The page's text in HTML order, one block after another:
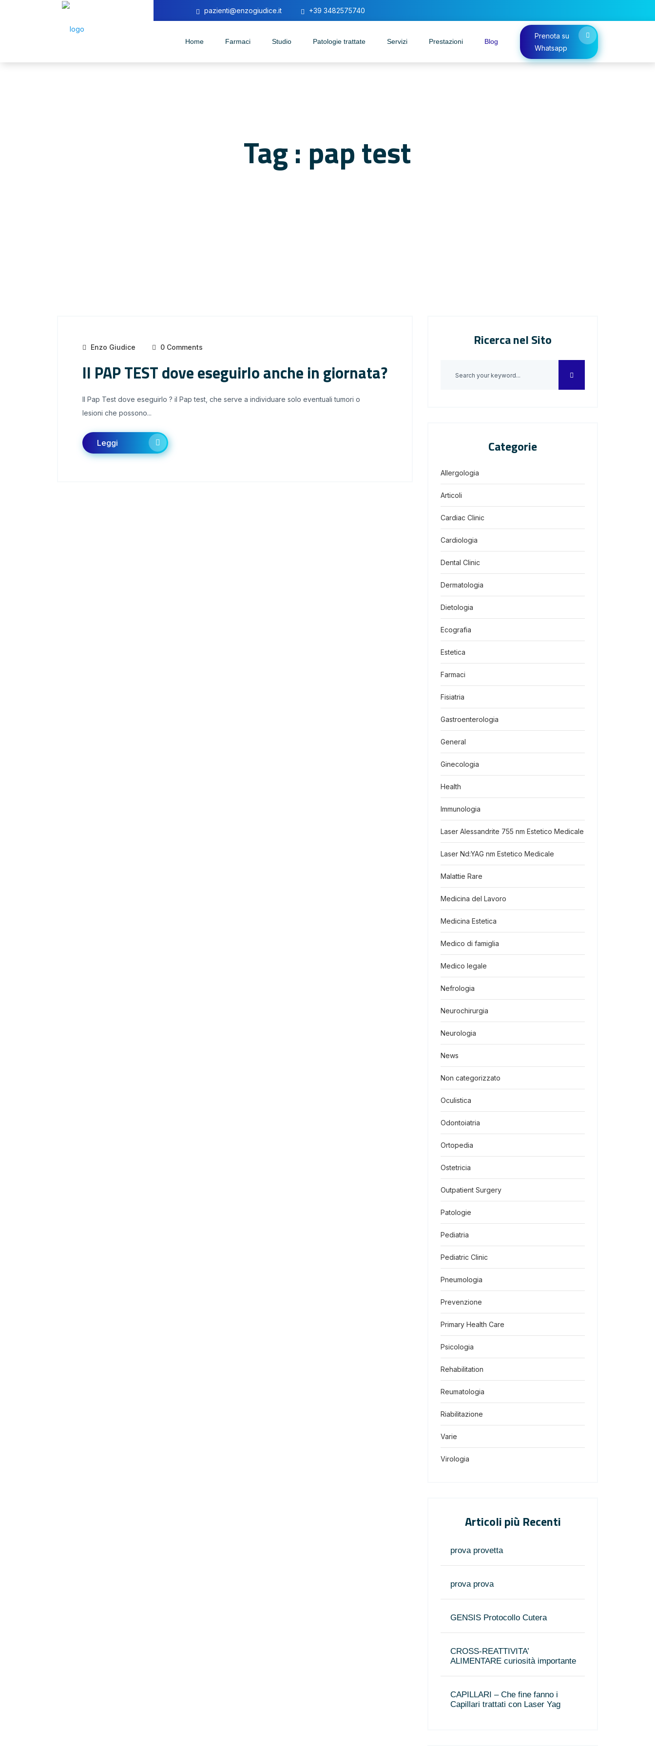
pazienti@enzogiudice.it +39 3482575740
Home Farmaci Studio Patologie trattate Servizi Prestazioni Blog
Prenota su
Whatsapp
Tag : pap test
Enzo Giudice 0 Comments
Il PAP TEST dove eseguirlo anche in giornata?
Il Pap Test dove eseguirlo ? il Pap test, che serve a individuare solo eventuali tumori o
lesioni che possono...
Leggi
Ricerca nel Sito
Categorie
Allergologia
Articoli
Cardiac Clinic
Cardiologia
Dental Clinic
Dermatologia
Dietologia
Ecografia
Estetica
Farmaci
Fisiatria
Gastroenterologia
General
Ginecologia
Health
Immunologia
Laser Alessandrite 755 nm Estetico Medicale
Laser Nd:YAG nm Estetico Medicale
Malattie Rare
Medicina del Lavoro
Medicina Estetica
Medico di famiglia
Medico legale
Nefrologia
Neurochirurgia
Neurologia
News
Non categorizzato
Oculistica
Odontoiatria
Ortopedia
Ostetricia
Outpatient Surgery
Patologie
Pediatria
Pediatric Clinic
Pneumologia
Prevenzione
Primary Health Care
Psicologia
Rehabilitation
Reumatologia
Riabilitazione
Varie
Virologia
Articoli più Recenti
prova provetta
prova prova
GENSIS Protocollo Cutera
CROSS-REATTIVITA’
ALIMENTARE curiosità importante
CAPILLARI – Che fine fanno i
Capillari trattati con Laser Yag